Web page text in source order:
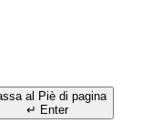
al Piè di pagina
↵ Enter